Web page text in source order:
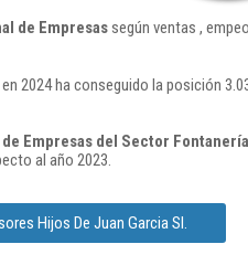
de Empresassegún ventas ,
2024 ha conseguido la posición
de Empresas del Sector
al año 2023.
Hijos De Juan Garcia Sl.